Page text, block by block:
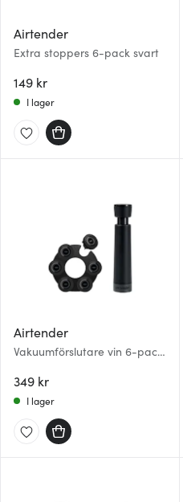
Airtender
Extra stoppers 6-pack svart
149 kr
I lager
Airtender
Vakuumförslutare vin 6-pack
349 kr
I lager